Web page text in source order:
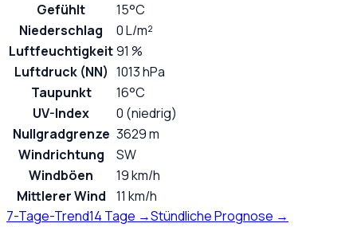
Gefühlt
15°C
Niederschlag
0 L/m²
Luftfeuchtigkeit91 %
Luftdruck (NN) 1013 hPa
Taupunkt
16°C
UV-Index
0 (niedrig)
Nullgradgrenze 3629 m
Windrichtung
SW
Windböen
19 km/h
Mittlerer Wind
11 km/h
7-Tage-Trend14 Tage →Stündliche Prognose →